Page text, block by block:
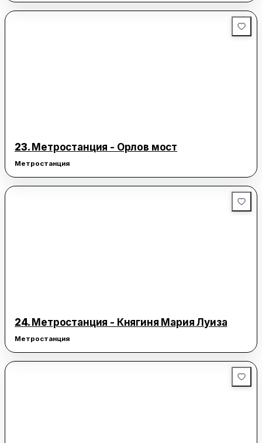
23. Метростанция - Орлов мост
Метростанция
24. Метростанция - Княгиня Мария Луиза
Метростанция